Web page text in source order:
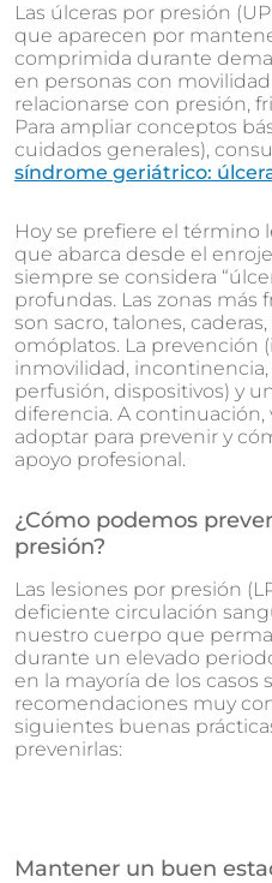
Las úlceras por presión
que aparecen por
comprimida durante
en personas con
relacionarse con presión,
Para ampliar conceptos
cuidados generales),
síndrome geriátrico:
Hoy se prefiere el término
que abarca desde el
siempre se considera
profundas. Las zonas
son sacro, talones,
omóplatos. La prevención
inmovilidad,
perfusión, dispositivos) y
diferencia. A continuación,
adoptar para prevenir y
apoyo profesional.
¿Cómo podemos
presión?
Las lesiones por presión
deficiente circulación
nuestro cuerpo que
durante un elevado
en la mayoría de los casos
recomendaciones muy
siguientes buenas
prevenirlas:
Mantener un buen